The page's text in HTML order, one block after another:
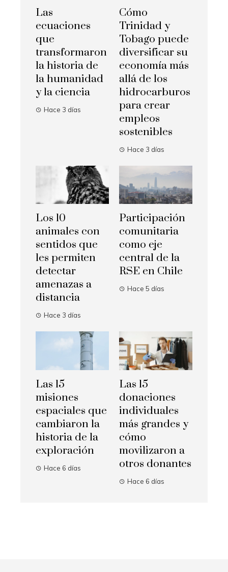
Las
ecuaciones
que
transformaron
la historia de
la humanidad
y la ciencia
Hace 3 días
Cómo
Trinidad y
Tobago puede
diversificar su
economía más
allá de los
hidrocarburos
para crear
empleos
sostenibles
Hace 3 días
Los 10
animales con
sentidos que
les permiten
detectar
amenazas a
distancia
Hace 3 días
Participación
comunitaria
como eje
central de la
RSE en Chile
Hace 5 días
Las 15
misiones
espaciales que
cambiaron la
historia de la
exploración
Hace 6 días
Las 15
donaciones
individuales
más grandes y
cómo
movilizaron a
otros donantes
Hace 6 días